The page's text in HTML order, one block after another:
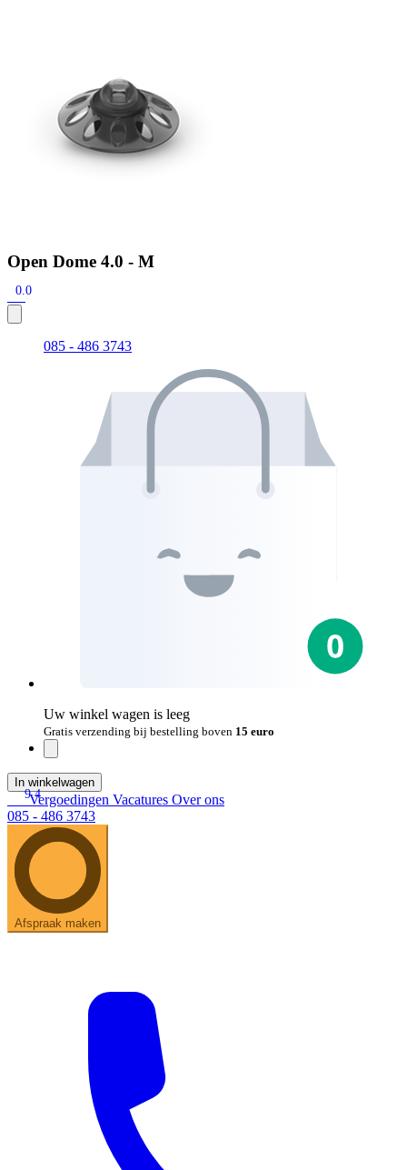
Signia hoortoestellenSignia Pure BCT IX
Allure AIAudio Service R LI 7
Hoortoestelbatterijen Widex filters
Onderhoudsartikelen
Open Dome 4.0 - M
0.0
085 - 486 3743
Uw winkel wagen is leeg
Gratis verzending bij bestelling boven 15 euro
In winkelwagen
9.4
Vergoedingen Vacatures Over ons
085 - 486 3743
Afspraak maken